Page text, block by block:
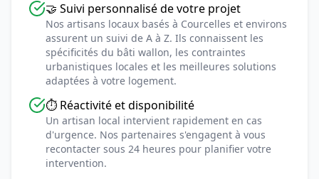
🤝 Suivi personnalisé de votre projet
Nos artisans locaux basés à Courcelles et environs
assurent un suivi de A à Z. Ils connaissent les
spécificités du bâti wallon, les contraintes
urbanistiques locales et les meilleures solutions
adaptées à votre logement.
⏱️ Réactivité et disponibilité
Un artisan local intervient rapidement en cas
d'urgence. Nos partenaires s'engagent à vous
recontacter sous 24 heures pour planifier votre
intervention.